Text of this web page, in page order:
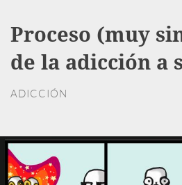
Proceso (muy
de la adicción a
ADICCIÓN